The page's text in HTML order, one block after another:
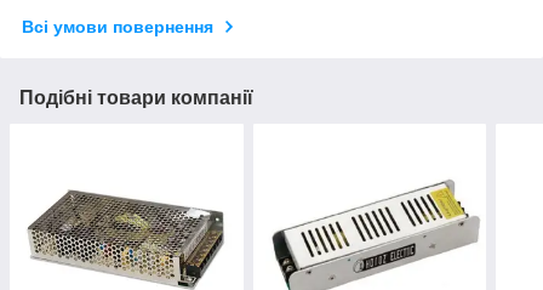
Всі умови повернення
Подібні товари компанії